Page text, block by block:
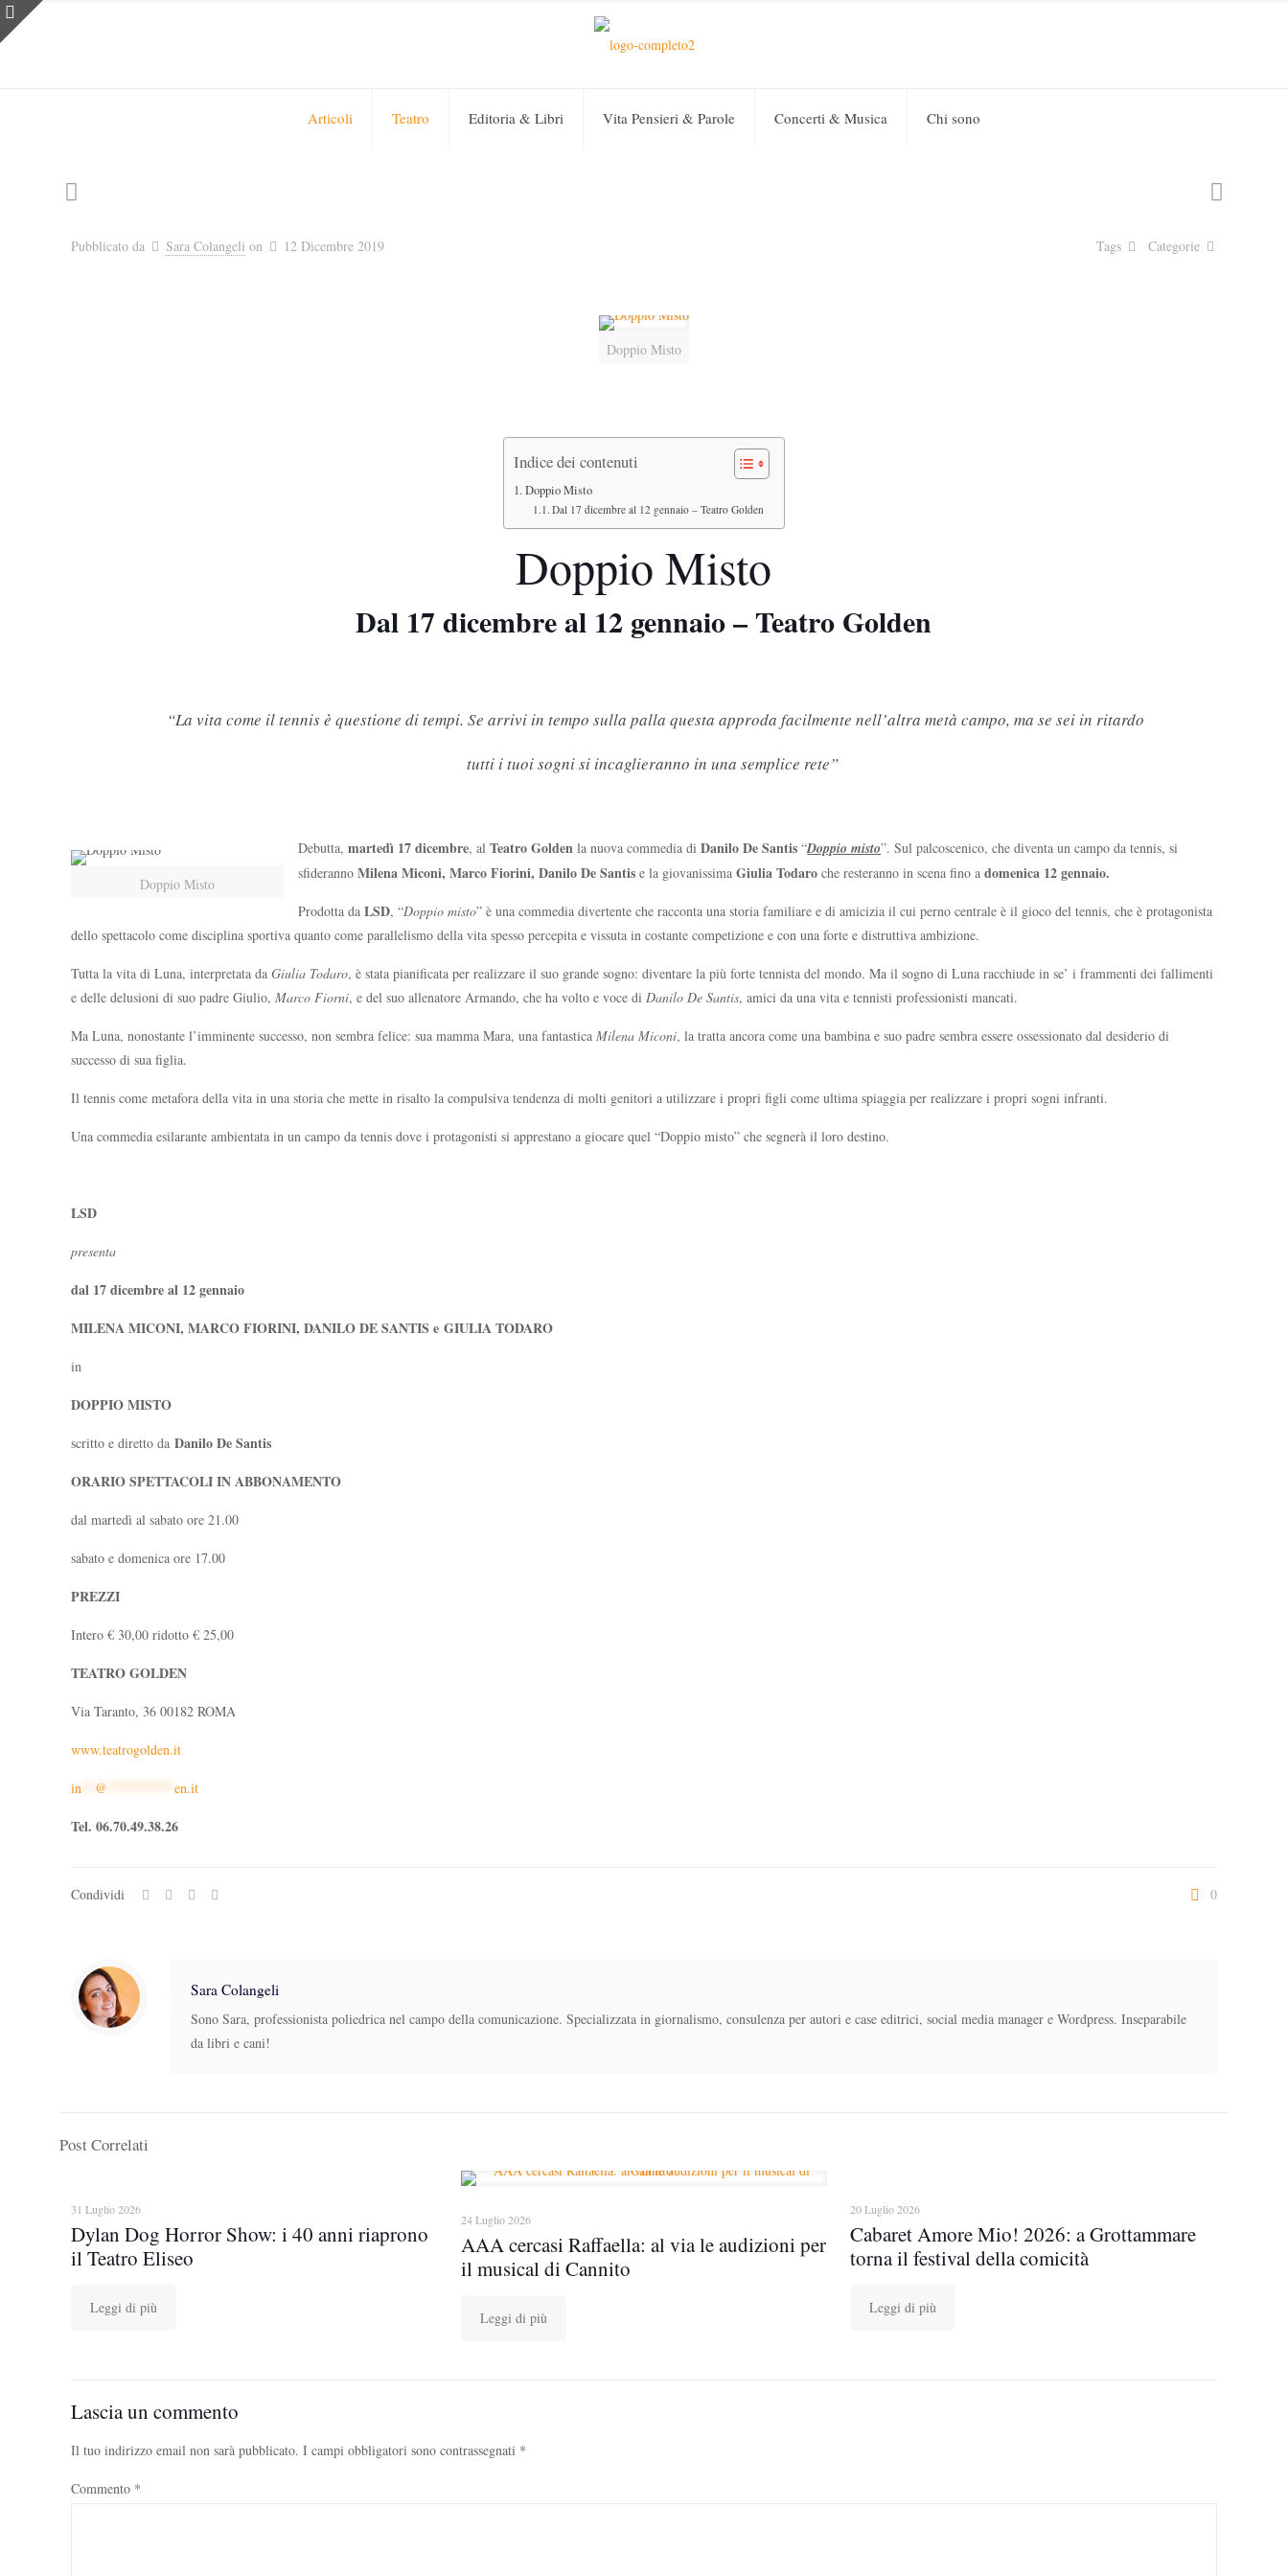
Articoli Teatro Editoria & Libri Vita Pensieri & Parole Concerti & Musica Chi sono
Pubblicato da Sara Colangeli on 12 Dicembre 2019 Categorie
Tags
Doppio Misto
Indice dei contenuti
Doppio Misto
Dal 17 dicembre al 12 gennaio – Teatro Golden
Doppio Misto
Dal 17 dicembre al 12 gennaio – Teatro Golden
“La vita come il tennis è questione di tempi. Se arrivi in tempo sulla palla questa approda facilmente nell’altra metà campo, ma se sei in ritardo
tutti i tuoi sogni si incaglieranno in una semplice rete”
Doppio Misto
Debutta,martedì 17 dicembre, alTeatro Golden la nuova commedia diDanilo De Santis “Doppio misto”. Sul palcoscenico, che diventa un campo da tennis, si
sfiderannoMilena Miconi, Marco Fiorini, Danilo De Santis e la giovanissimaGiulia Todaro che resteranno in scena fino adomenica 12 gennaio.
Prodotta daLSD, “Doppio misto” è una commedia divertente che racconta una storia familiare e di amicizia il cui perno centrale è il gioco del tennis, che è protagonista
dello spettacolo come disciplina sportiva quanto come parallelismo della vita spesso percepita e vissuta in costante competizione e con una forte e distruttiva ambizione.
Tutta la vita di Luna, interpretata daGiulia Todaro, è stata pianificata per realizzare il suo grande sogno: diventare la più forte tennista del mondo. Ma il sogno di Luna racchiude in se’ i frammenti dei fallimenti
e delle delusioni di suo padre Giulio,Marco Fiorni, e del suo allenatore Armando, che ha volto e voce diDanilo De Santis, amici da una vita e tennisti professionisti mancati.
Ma Luna, nonostante l’imminente successo, non sembra felice: sua mamma Mara, una fantasticaMilena Miconi, la tratta ancora come una bambina e suo padre sembra essere ossessionato dal desiderio di
successo di sua figlia.
Il tennis come metafora della vita in una storia che mette in risalto la compulsiva tendenza di molti genitori a utilizzare i propri figli come ultima spiaggia per realizzare i propri sogni infranti.
Una commedia esilarante ambientata in un campo da tennis dove i protagonisti si apprestano a giocare quel “Doppio misto” che segnerà il loro destino.
LSD
presenta
dal 17 dicembre al 12 gennaio
MILENA MICONI, MARCO FIORINI, DANILO DE SANTIS eGIULIA TODARO
in
DOPPIO MISTO
scritto e diretto daDanilo De Santis
ORARIO SPETTACOLI IN ABBONAMENTO
dal martedì al sabato ore 21.00
sabato e domenica ore 17.00
PREZZI
Intero € 30,00 ridotto € 25,00
TEATRO GOLDEN
Via Taranto, 36 00182 ROMA
www.teatrogolden.it
in @ **********en.it
Tel. 06.70.49.38.26
Condividi 0
Sara Colangeli
Sono Sara, professionista poliedrica nel campo della comunicazione. Specializzata in giornalismo, consulenza per autori e case editrici, social media manager e Wordpress. Inseparabile
da libri e cani!
Post Correlati
31 Luglio 2026
Dylan Dog Horror Show: i 40 anni riaprono
il Teatro Eliseo
Leggi di più
24 Luglio 2026
AAA cercasi Raffaella: al via le audizioni per
il musical di Cannito
Leggi di più
20 Luglio 2026
Cabaret Amore Mio! 2026: a Grottammare
torna il festival della comicità
Leggi di più
Lascia un commento
Il tuo indirizzo email non sarà pubblicato. I campi obbligatori sono contrassegnati *
Commento *